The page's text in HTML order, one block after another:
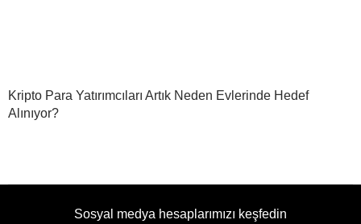
Kripto Para Yatırımcıları Artık Neden Evlerinde Hedef
Alınıyor?
Sosyal medya hesaplarımızı keşfedin